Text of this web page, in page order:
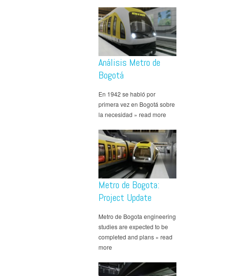
Análisis Metro de
Bogotá
En 1942 se habló por
primera vez en Bogotá sobre
la necesidad » read more
Metro de Bogota:
Project Update
Metro de Bogota engineering
studies are expected to be
completed and plans » read
more